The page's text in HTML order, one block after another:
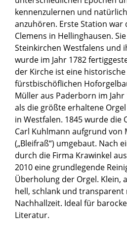
kennenzulernen und
anzuhören. Erste Station war
Clemens in Hellinghausen.
Steinkirchen Westfalens und
wurde im Jahr 1782
der Kirche ist eine
fürstbischöflichen
Müller aus Paderborn im Jahr
als die größte erhaltene
in Westfalen. 1845 wurde die
Carl Kuhlmann aufgrund von
(„Bleifraß“) umgebaut. Nach
durch die Firma Krawinkel
2010 eine grundlegende
Überholung der Orgel. Klein,
hell, schlank und transparent
Nachhallzeit. Ideal für
Literatur.